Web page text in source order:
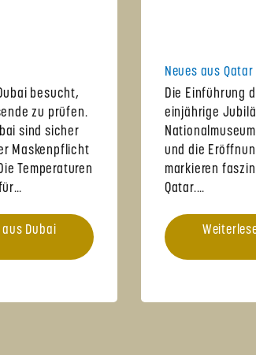
besucht,
zu prüfen.
sind sicher
Maskenpflicht
Temperaturen
Dubai
Neues aus
Die Einführung
einjährige
und die
markieren
Qatar.…